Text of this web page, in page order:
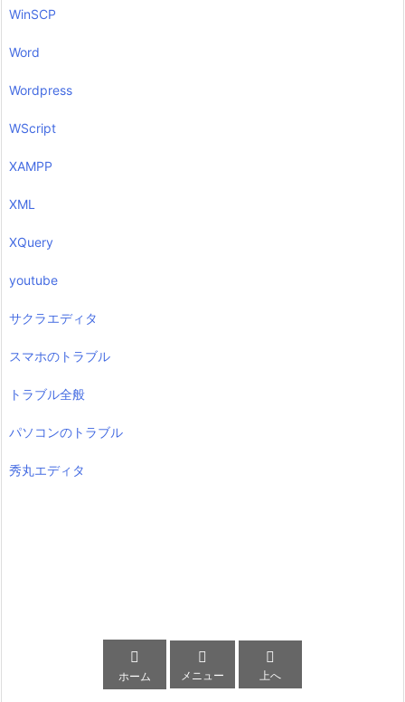
WinSCP
Word
Wordpress
WScript
XAMPP
XML
XQuery
youtube
サクラエディタ
スマホのトラブル
トラブル全般
パソコンのトラブル
秀丸エディタ

ホーム

メニュー

上へ